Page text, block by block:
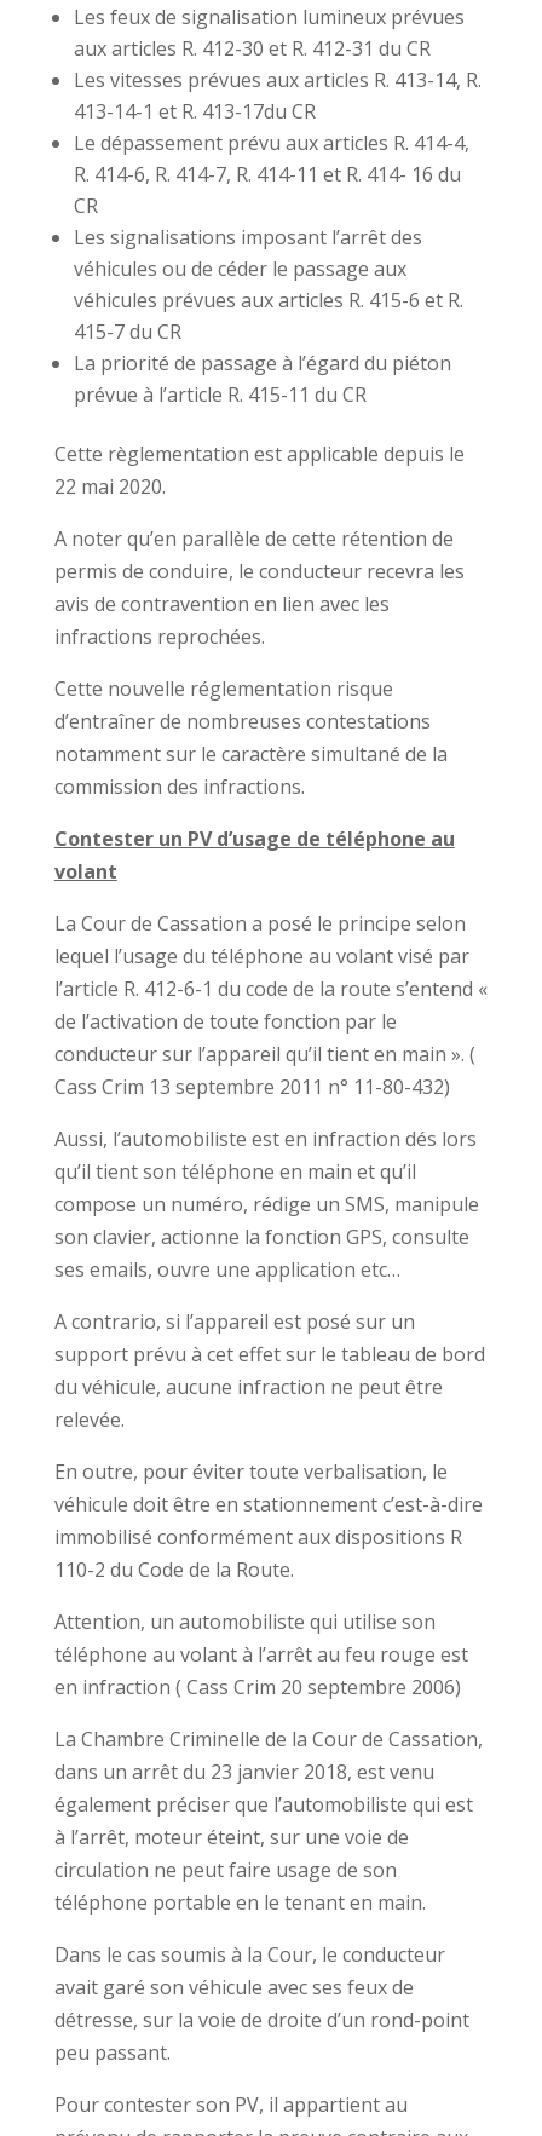
Les feux de signalisation lumineux prévues
aux articles R. 412-30 et R. 412-31 du CR
Les vitesses prévues aux articles R. 413-14, R.
413-14-1 et R. 413-17du CR
Le dépassement prévu aux articles R. 414-4,
R. 414-6, R. 414-7, R. 414-11 et R. 414- 16 du
CR
Les signalisations imposant l’arrêt des
véhicules ou de céder le passage aux
véhicules prévues aux articles R. 415-6 et R.
415-7 du CR
La priorité de passage à l’égard du piéton
prévue à l’article R. 415-11 du CR
Cette règlementation est applicable depuis le
22 mai 2020.
A noter qu’en parallèle de cette rétention de
permis de conduire, le conducteur recevra les
avis de contravention en lien avec les
infractions reprochées.
Cette nouvelle réglementation risque
d’entraîner de nombreuses contestations
notamment sur le caractère simultané de la
commission des infractions.
Contester un PV d’usage de téléphone au
volant
La Cour de Cassation a posé le principe selon
lequel l’usage du téléphone au volant visé par
l’article R. 412-6-1 du code de la route s’entend «
de l’activation de toute fonction par le
conducteur sur l’appareil qu’il tient en main ». (
Cass Crim 13 septembre 2011 n° 11-80-432)
Aussi, l’automobiliste est en infraction dés lors
qu’il tient son téléphone en main et qu’il
compose un numéro, rédige un SMS, manipule
son clavier, actionne la fonction GPS, consulte
ses emails, ouvre une application etc…
A contrario, si l’appareil est posé sur un
support prévu à cet effet sur le tableau de bord
du véhicule, aucune infraction ne peut être
relevée.
En outre, pour éviter toute verbalisation, le
véhicule doit être en stationnement c’est-à-dire
immobilisé conformément aux dispositions R
110-2 du Code de la Route.
Attention, un automobiliste qui utilise son
téléphone au volant à l’arrêt au feu rouge est
en infraction ( Cass Crim 20 septembre 2006)
La Chambre Criminelle de la Cour de Cassation,
dans un arrêt du 23 janvier 2018, est venu
également préciser que l’automobiliste qui est
à l’arrêt, moteur éteint, sur une voie de
circulation ne peut faire usage de son
téléphone portable en le tenant en main.
Dans le cas soumis à la Cour, le conducteur
avait garé son véhicule avec ses feux de
détresse, sur la voie de droite d’un rond-point
peu passant.
Pour contester son PV, il appartient au